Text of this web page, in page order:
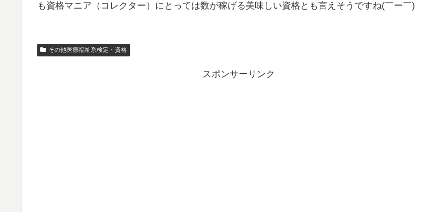
も資格マニア（コレクター）にとっては数が稼げる美味しい資格とも言えそうですね(￣ー￣)
その他医療福祉系検定・資格
スポンサーリンク